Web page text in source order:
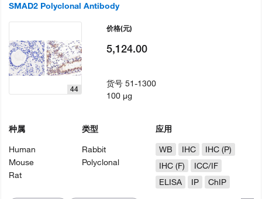
SMAD2 Polyclonal Antibody
44
种属
Human
Mouse
Rat
类型
Rabbit
Polyclonal
应用
WB
IHC
IHC (P)
IHC (F)
ICC/IF
ELISA
IP ChIP
价格(元)
5,124.00
货号51-1300
100 µg